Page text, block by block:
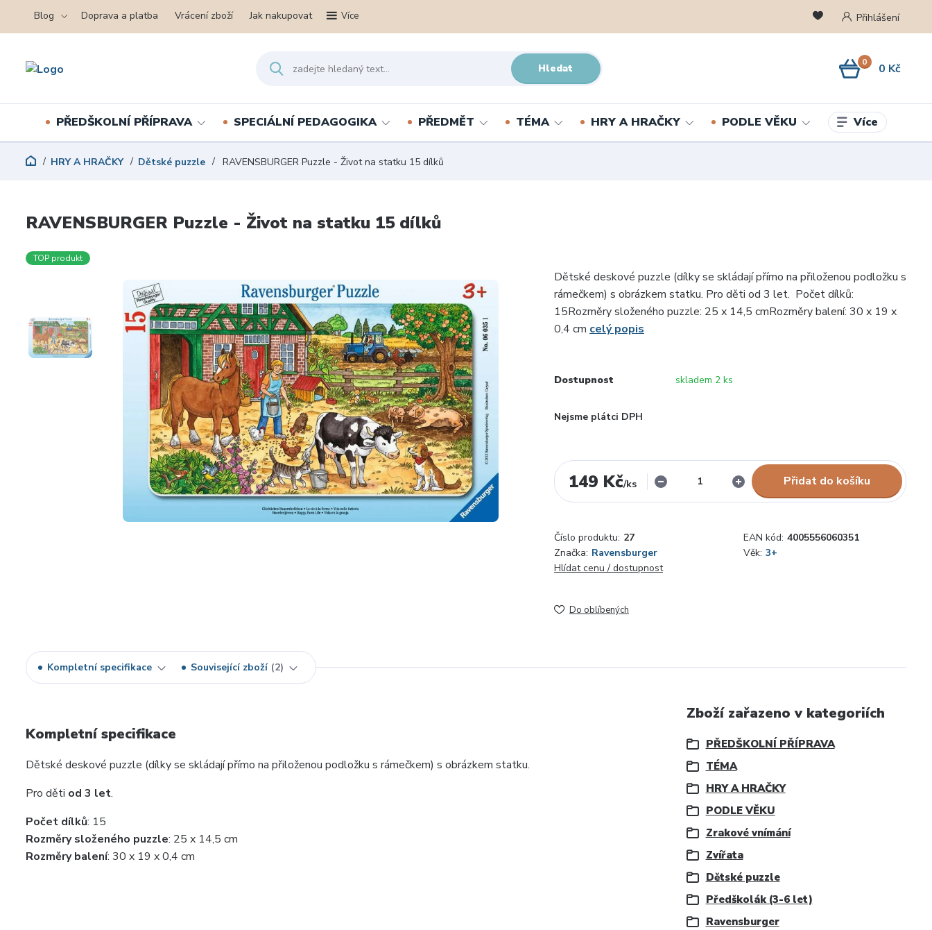
Blog Doprava a platba Vrácení zboží Jak nakupovat Více Přihlášení
Hledat 0 0 Kč
PŘEDŠKOLNÍ PŘÍPRAVA SPECIÁLNÍ PEDAGOGIKA PŘEDMĚT TÉMA HRY A HRAČKY PODLE VĚKU Více
HRY A HRAČKY Dětské puzzle RAVENSBURGER Puzzle - Život na statku 15 dílků
RAVENSBURGER Puzzle - Život na statku 15 dílků
TOP produkt
Dětské deskové puzzle (dílky se skládají přímo na přiloženou podložku s
rámečkem) s obrázkem statku. Pro děti od 3 let. Počet dílků:
15Rozměry složeného puzzle: 25 x 14,5 cmRozměry balení: 30 x 19 x
0,4 cm celý popis
Dostupnost skladem 2 ks
Nejsme plátci DPH
149 Kč/ks Přidat do košíku
Číslo produktu: 27 EAN kód: 4005556060351
Značka: Ravensburger Věk: 3+
Hlídat cenu / dostupnost
Do oblíbených
Kompletní specifikace Související zboží 2
Kompletní specifikace
Dětské deskové puzzle (dílky se skládají přímo na přiloženou podložku s rámečkem) s obrázkem statku.
Pro děti od 3 let.
Počet dílků: 15
Rozměry složeného puzzle: 25 x 14,5 cm
Rozměry balení: 30 x 19 x 0,4 cm
Zboží zařazeno v kategoriích
PŘEDŠKOLNÍ PŘÍPRAVA
TÉMA
HRY A HRAČKY
PODLE VĚKU
Zrakové vnímání
Zvířata
Dětské puzzle
Předškolák (3-6 let)
Ravensburger